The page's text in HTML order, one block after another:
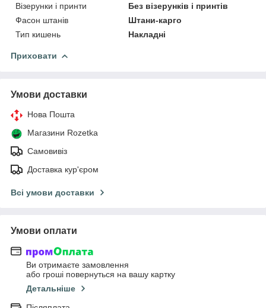
Візерунки і принти
Без візерунків і принтів
Фасон штанів
Штани-карго
Тип кишень
Накладні
Приховати
Умови доставки
Нова Пошта
Магазини Rozetka
Самовивіз
Доставка кур'єром
Всі умови доставки
Умови оплати
Ви отримаєте замовлення
або гроші повернуться на вашу картку
Детальніше